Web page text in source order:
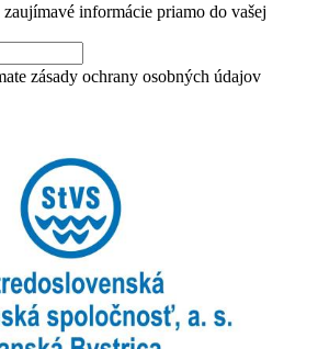
informácie priamo do vašej
zásady ochrany osobných údajov